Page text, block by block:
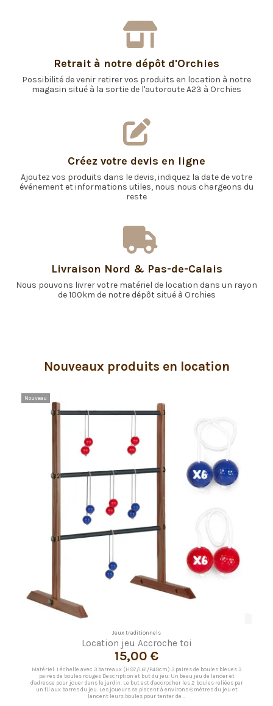
Retrait à notre dépôt d'Orchies
Possibilité de venir retirer vos produits en location à notre
magasin situé à la sortie de l'autoroute A23 à Orchies
Créez votre devis en ligne
Ajoutez vos produits dans le devis, indiquez la date de votre
événement et informations utiles, nous nous chargeons du
reste
Livraison Nord & Pas-de-Calais
Nous pouvons livrer votre matériel de location dans un rayon
de 100km de notre dépôt situé à Orchies
Nouveaux produits en location
Nouveau
Jeux traditionnels
Location jeu Accroche toi
15,00 €
Matériel: 1 échelle avec 3 barreaux (H97/L61/P49cm) 3 paires de boules bleues 3
paires de boules rouges Description et but du jeu: Un beau jeu de lancer et
d'adresse pour jouer dans le jardin. Le but est d'accrocher les 2 boules reliées par
un fil aux barres du jeu. Les joueurs se placent à environs 8 mètres du jeu et
lancent leurs boules pour tenter de...